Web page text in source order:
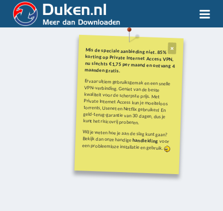
Mis de speciale aanbieding niet. 85%
korting op Private Internet Access VPN,
nu slechts €1,75 per maand en ontvang 4
maanden gratis.
Ervaar ultiem gebruiksgemak en een snelle
VPN-verbinding. Geniet van de beste
kwaliteit voor de scherpste prijs. Met
Private Internet Access kun je moeiteloos
torrents, Usenet en Netflix gebruiken! En
geld-terug-garantie van 30 dagen, dus je
kunt het risicovrij proberen.
Wil je weten hoe je aan de slag kunt gaan?
Bekijk dan onze handigehandleiding voor
een probleemloze installatie en gebruik.